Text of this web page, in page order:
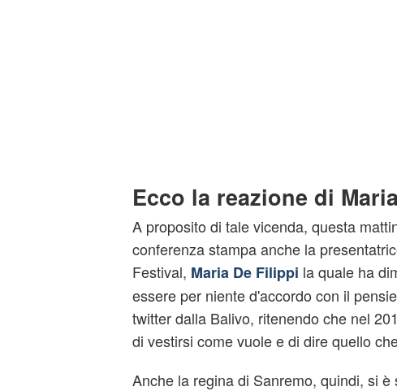
Ecco la reazione di
A proposito di tale vicenda, questa
conferenza stampa anche la
Festival, Maria De Filippi la quale ha
essere per niente d'accordo con il
twitter dalla Balivo, ritenendo che nel
di vestirsi come vuole e di dire quello
Anche la regina di Sanremo, quindi, si è